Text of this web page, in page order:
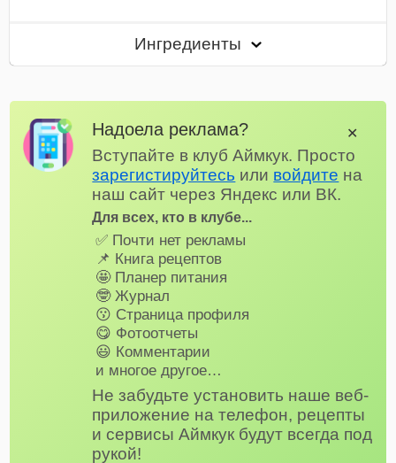
Ингредиенты
Надоела реклама?
Вступайте в клуб Аймкук. Просто
зарегистируйтесь или войдите на
наш сайт через Яндекс или ВК.
Для всех, кто в клубе...
✅ Почти нет рекламы
📌 Книга рецептов
🤩 Планер питания
🤓 Журнал
😗 Страница профиля
😋 Фотоотчеты
😃 Комментарии
и многое другое…
Не забудьте установить наше веб-
приложение на телефон, рецепты
и сервисы Аймкук будут всегда под
рукой!
✕